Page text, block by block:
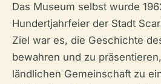
Das Museum selbst wurde
Hundertjahrfeier der Stadt
Ziel war es, die Geschichte
bewahren und zu
ländlichen Gemeinschaft zu